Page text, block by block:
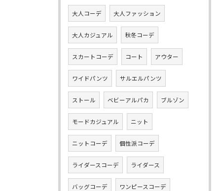
大人コーデ 大人ファッション
大人カジュアル 秋冬コーデ
スカートコーデ コート アウター
ワイドパンツ サルエルパンツ
ストール ベビーアルパカ ブルゾン
モードカジュアル ニット
ニットコーデ 個性派コーデ
ライダースコーデ ライダース
バッグコーデ ワンピースコーデ